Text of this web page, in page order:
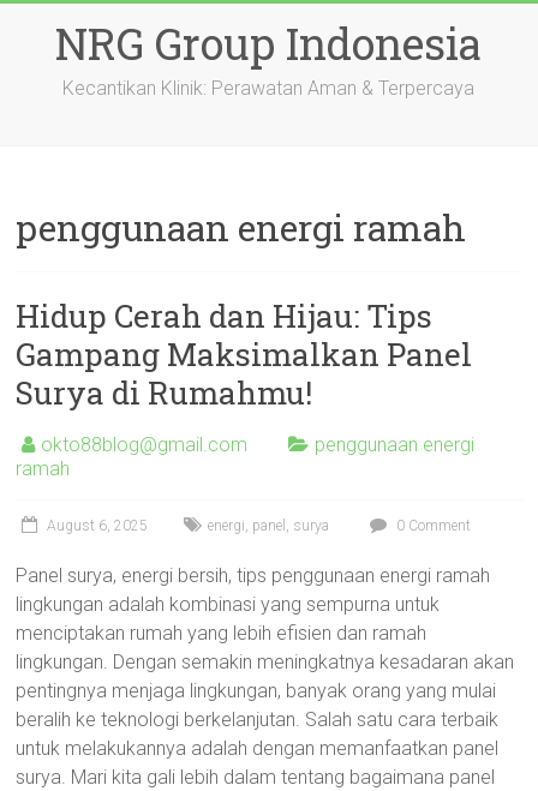
contentNRG Group Indonesia
Kecantikan Klinik: Perawatan Aman & Terpercaya
penggunaan energi ramah
Hidup Cerah dan Hijau: Tips
Gampang Maksimalkan Panel
Surya di Rumahmu!
okto88blog@gmail.com
penggunaan energi
ramah
August 6, 2025 energi, panel , surya 0 Comment
Panel surya, energi bersih, tips penggunaan energi ramah
lingkungan adalah kombinasi yang sempurna untuk
menciptakan rumah yang lebih efisien dan ramah
lingkungan. Dengan semakin meningkatnya kesadaran akan
pentingnya menjaga lingkungan, banyak orang yang mulai
beralih ke teknologi berkelanjutan. Salah satu cara terbaik
untuk melakukannya adalah dengan memanfaatkan panel
surya. Mari kita gali lebih dalam tentang bagaimana panel